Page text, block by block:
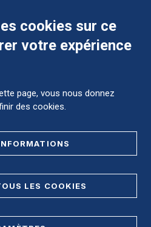
hospitalisation ?
cookies sur ce
votre expérience
page, vous nous donnez
des cookies.
LES COOKIES